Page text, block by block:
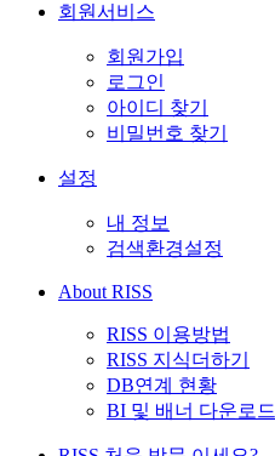
회원서비스
회원가입
로그인
아이디 찾기
비밀번호 찾기
설정
내 정보
검색환경설정
About RISS
RISS 이용방법
RISS 지식더하기
DB연계 현황
BI 및 배너 다운로드